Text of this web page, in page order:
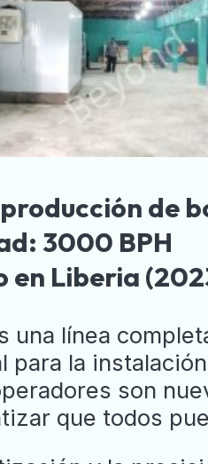
de
3000 BPH
en Liberia
una línea
para la
son
que todos